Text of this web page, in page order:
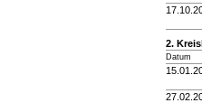
2.
Datum